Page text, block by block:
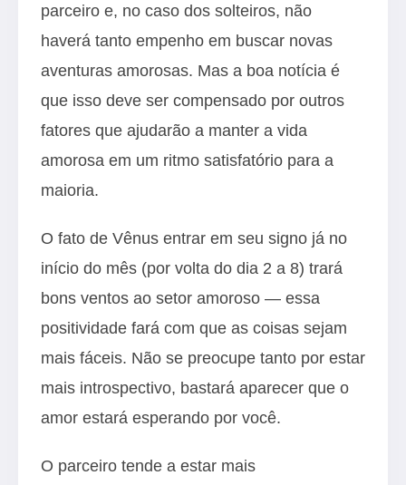
parceiro e, no caso dos solteiros, não
haverá tanto empenho em buscar novas
aventuras amorosas. Mas a boa notícia é
que isso deve ser compensado por outros
fatores que ajudarão a manter a vida
amorosa em um ritmo satisfatório para a
maioria.
O fato de Vênus entrar em seu signo já no
início do mês (por volta do dia 2 a 8) trará
bons ventos ao setor amoroso — essa
positividade fará com que as coisas sejam
mais fáceis. Não se preocupe tanto por estar
mais introspectivo, bastará aparecer que o
amor estará esperando por você.
O parceiro tende a estar mais